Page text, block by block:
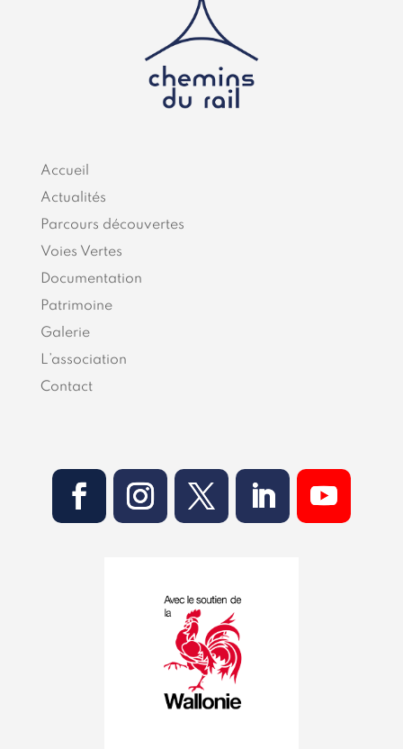
Accueil
Actualités
Parcours découvertes
Voies Vertes
Documentation
Patrimoine
Galerie
L’association
Contact